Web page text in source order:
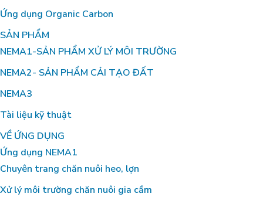
Ứng dụng Organic Carbon
SẢN PHẨM
NEMA1-SẢN PHẨM XỬ LÝ MÔI TRƯỜNG
NEMA2- SẢN PHẨM CẢI TẠO ĐẤT
NEMA3
Tài liệu kỹ thuật
VỀ ỨNG DỤNG
Ứng dụng NEMA1
Chuyên trang chăn nuôi heo, lợn
Xử lý môi trường chăn nuôi gia cầm